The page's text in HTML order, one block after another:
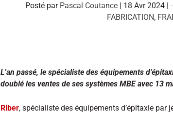
Posté par Pascal Coutance | 18 Avr 2024 |
FABRICATION,
L’an passé, le spécialiste des équipements
doublé les ventes de ses systèmes MBE avec 13
Riber, spécialiste des équipements d’épitaxie par